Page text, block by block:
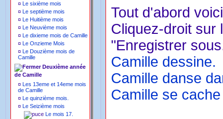
¤ Le sixième mois
¤ Le septième mois
¤ Le Huitième mois
¤ Le Neuvième mois
¤ Le dixieme mois de Camille
¤ Le Onzieme Mois
¤ Le Douzième mois de
Camille
Deuxième année
de Camille
¤ Les 13eme et 14eme mois
de Camille
¤ Le quinzième mois.
¤ Le Seizième mois
Le mois 17.
Tout d'abord
Cliquez-droit sur
"Enregistrer
Camille dessine.
Camille danse
Camille se